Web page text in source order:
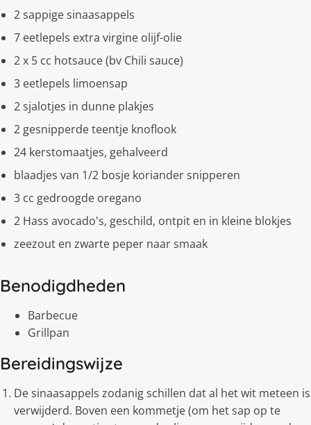
2 sappige sinaasappels
7 eetlepels extra virgine olijf-olie
2 x 5 cc hotsauce (bv Chili sauce)
3 eetlepels limoensap
2 sjalotjes in dunne plakjes
2 gesnipperde teentje knoflook
24 kerstomaatjes, gehalveerd
blaadjes van 1/2 bosje koriander snipperen
3 cc gedroogde oregano
2 Hass avocado's, geschild, ontpit en in kleine blokjes
zeezout en zwarte peper naar smaak
Benodigdheden
Barbecue
Grillpan
Bereidingswijze
De sinaasappels zodanig schillen dat al het wit meteen is
verwijderd. Boven een kommetje (om het sap op te